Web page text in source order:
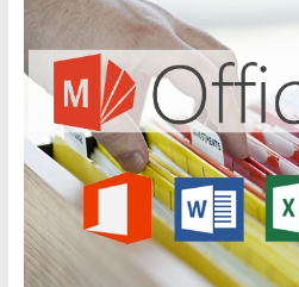
สอน
พิเศษ
คอมพิวเตอร์
ศูนย์
อบรม
คอมพิวเตอร์